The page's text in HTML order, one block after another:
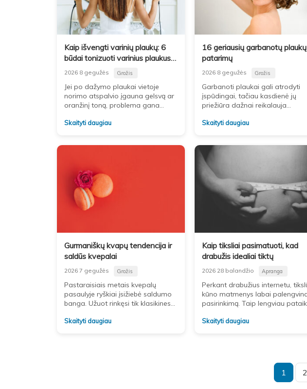
Kaip išvengti varinių plaukų: 6
būdai tonizuoti varinius plaukus
namuose
2026 8 gegužės Grožis
Jei po dažymo plaukai vietoje
norimo atspalvio įgauna gelsvą ar
oranžinį toną, problema gana
atspalviai gali atsirasti ir po
Skaityti daugiau
16 geriausių garbanotų plaukų
patarimų
2026 8 gegužės Grožis
Garbanoti plaukai gali atrodyti
įspūdingai, tačiau kasdienė jų
priežiūra dažnai reikalauja
ne kovoti su garbanomis, o
Skaityti daugiau
Gurmaniškų kvapų tendencija ir
saldūs kvepalai
2026 7 gegužės Grožis
Pastaraisiais metais kvepalų
pasaulyje ryškiai įsižiebė saldumo
banga. Užuot rinkęsi tik klasikines
aromato, primenančio desertą.
Skaityti daugiau
Kaip tiksliai pasimatuoti, kad
drabužis idealiai tiktų
2026 28 balandžio Apranga
Perkant drabužius internetu,
kūno matmenys labai
pasirinkimą. Taip lengviau
nusivylimo. Nereikia nei siuvėjo, nei
Skaityti daugiau
1 2